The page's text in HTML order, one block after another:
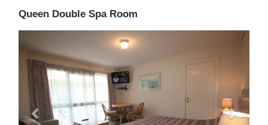
Queen Double Spa Room
Next